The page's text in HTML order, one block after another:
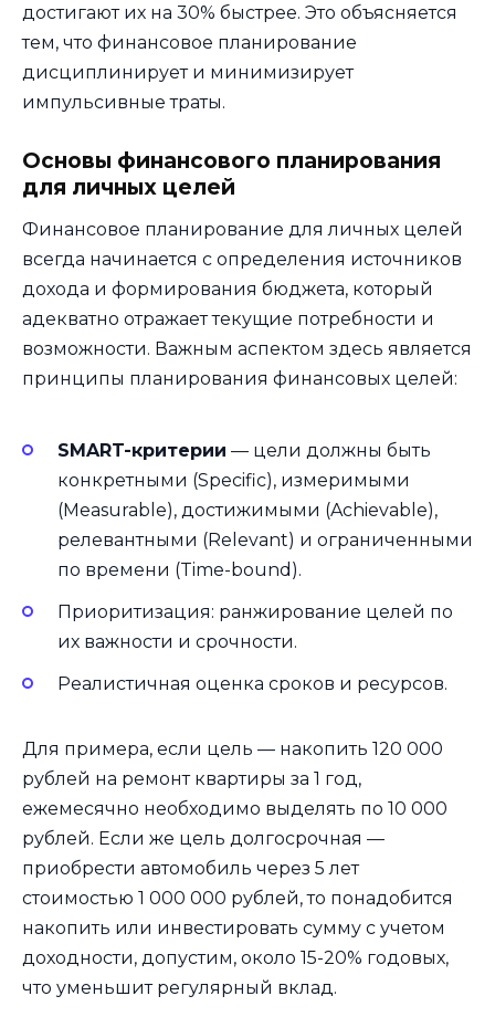
достигают их на 30% быстрее. Это объясняется
тем, что финансовое планирование
дисциплинирует и минимизирует
импульсивные траты.
Основы финансового планирования
для личных целей
Финансовое планирование для личных целей
всегда начинается с определения источников
дохода и формирования бюджета, который
адекватно отражает текущие потребности и
возможности. Важным аспектом здесь является
принципы планирования финансовых целей:
SMART-критерии — цели должны быть
конкретными (Specific), измеримыми
(Measurable), достижимыми (Achievable),
релевантными (Relevant) и ограниченными
по времени (Time-bound).
Приоритизация: ранжирование целей по
их важности и срочности.
Реалистичная оценка сроков и ресурсов.
Для примера, если цель — накопить 120 000
рублей на ремонт квартиры за 1 год,
ежемесячно необходимо выделять по 10 000
рублей. Если же цель долгосрочная —
приобрести автомобиль через 5 лет
стоимостью 1 000 000 рублей, то понадобится
накопить или инвестировать сумму с учетом
доходности, допустим, около 15-20% годовых,
что уменьшит регулярный вклад.